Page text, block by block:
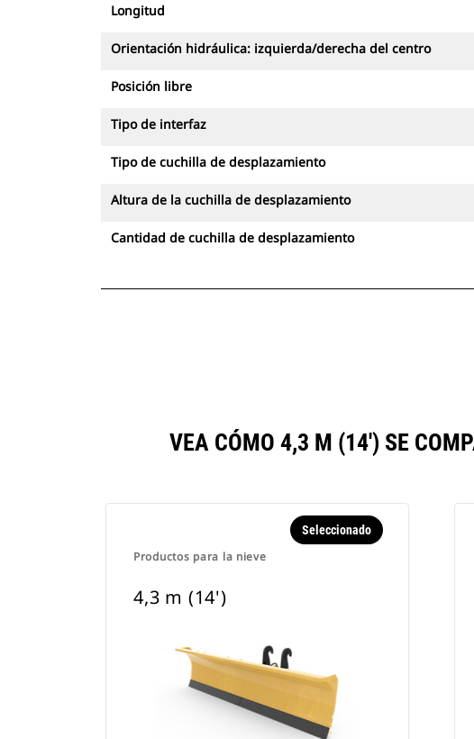
Longitud
Orientación hidráulica: izquierda/derecha del centro
Posición libre
Tipo de interfaz
Tipo de cuchilla de desplazamiento
Altura de la cuchilla de desplazamiento
Cantidad de cuchilla de desplazamiento
VEA CÓMO 4,3 M (14') SE
Productos para la nieve
Seleccionado
4,3 m (14')